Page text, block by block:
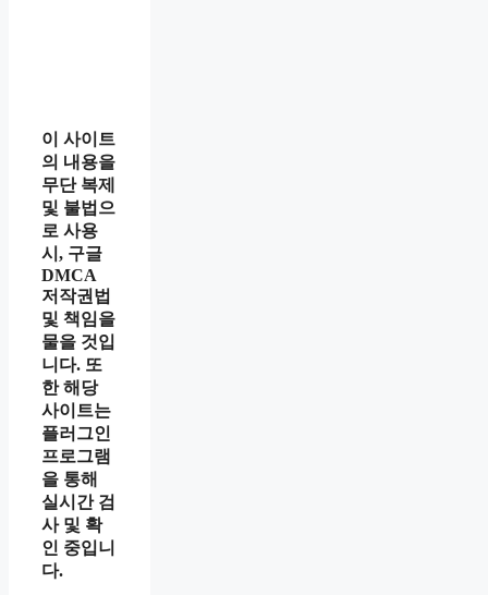
이 사이트
의 내용을
무단 복제
및 불법으
로 사용
시, 구글
DMCA
저작권법
및 책임을
물을 것입
니다. 또
한 해당
사이트는
플러그인
프로그램
을 통해
실시간 검
사 및 확
인 중입니
다.